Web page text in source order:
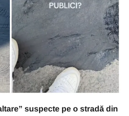
suspecte pe o stradă din